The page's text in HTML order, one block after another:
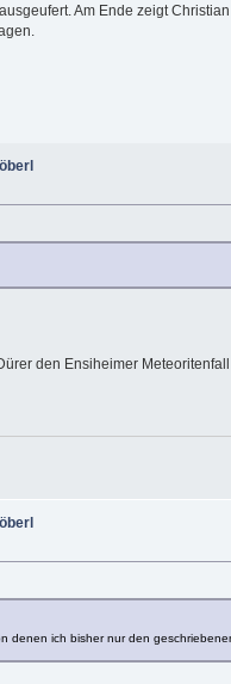
Am Ende zeigt
den Ensiheimer
denen ich bisher nur den